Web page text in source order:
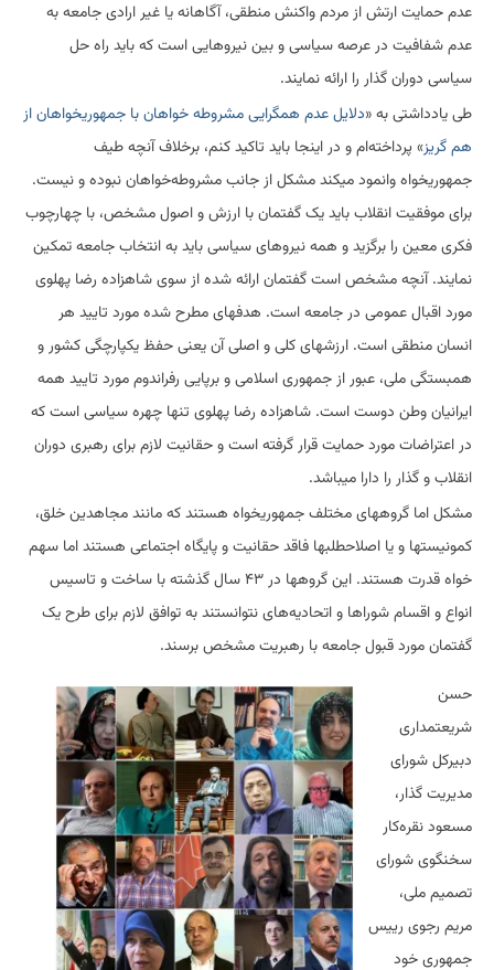
عدم حمایت ارتش از مردم واکنش منطقی، آگاهانه یا غیر ارادی جامعه به
عدم شفافیت در عرصه سیاسی و بین نیروهایی است که باید راه حل
سیاسی دوران گذار را ارائه نمایند.
طی یادداشتی به «دلایل عدم همگرایی مشروطه خواهان با جمهوریخواهان از
هم گریز» پرداخته‌ام و در اینجا باید تاکید کنم، برخلاف آنچه طیف
جمهوریخواه وانمود میکند مشکل از جانب مشروطه‌خواهان نبوده و نیست.
برای موفقیت انقلاب باید یک گفتمان با ارزش و اصول مشخص، با چهارچوب
فکری معین را برگزید و همه نیروهای سیاسی باید به انتخاب جامعه تمکین
نمایند. آنچه مشخص است گفتمان ارائه شده از سوی شاهزاده رضا پهلوی
مورد اقبال عمومی در جامعه است. هدفهای مطرح شده مورد تایید هر
انسان منطقی است. ارزشهای کلی و اصلی آن یعنی حفظ یکپارچگی کشور و
همبستگی ملی، عبور از جمهوری اسلامی و برپایی رفراندوم مورد تایید همه
ایرانیان وطن دوست است. شاهزاده رضا پهلوی تنها چهره سیاسی است که
در اعتراضات مورد حمایت قرار گرفته است و حقانیت لازم برای رهبری دوران
انقلاب و گذار را دارا میباشد.
مشکل اما گروههای مختلف جمهوریخواه هستند که مانند مجاهدین خلق،
کمونیستها و یا اصلاحطلبها فاقد حقانیت و پایگاه اجتماعی هستند اما سهم
خواه قدرت هستند. این گروهها در ۴۳ سال گذشته با ساخت و تاسیس
انواع و اقسام شوراها و اتحادیه‌های نتوانستند به توافق لازم برای طرح یک
گفتمان مورد قبول جامعه با رهبریت مشخص برسند.
حسن
شریعتمداری
دبیرکل شورای
مدیریت گذار،
مسعود نقره‌کار
سخنگوی شورای
تصمیم ملی،
مریم رجوی رییس
جمهوری خود